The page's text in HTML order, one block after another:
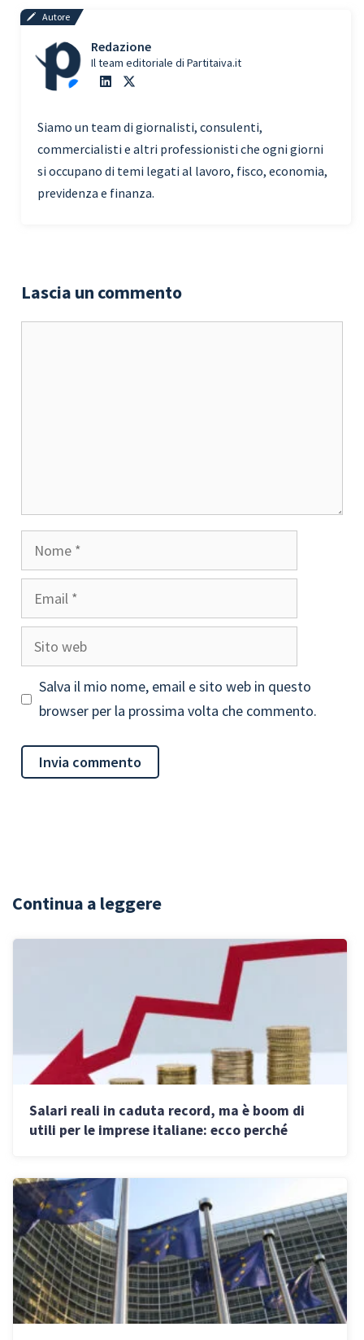
Autore
Redazione
Il team editoriale di Partitaiva.it
Siamo un team di giornalisti, consulenti,
commercialisti e altri professionisti che ogni giorni
si occupano di temi legati al lavoro, fisco, economia,
previdenza e finanza.
Lascia un commento
Nome
Email
Sito
web
Salva il mio nome, email e sito web in questo
browser per la prossima volta che commento.
Continua a leggere
Salari reali in caduta record, ma è boom di
utili per le imprese italiane: ecco perché